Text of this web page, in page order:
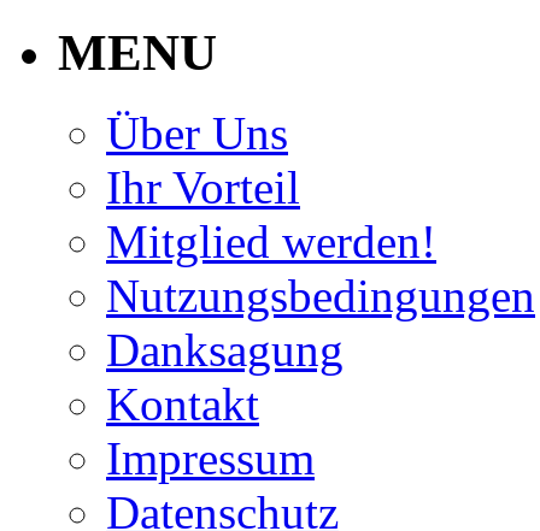
MENU
Über Uns
Ihr Vorteil
Mitglied werden!
Nutzungsbedingungen
Danksagung
Kontakt
Impressum
Datenschutz